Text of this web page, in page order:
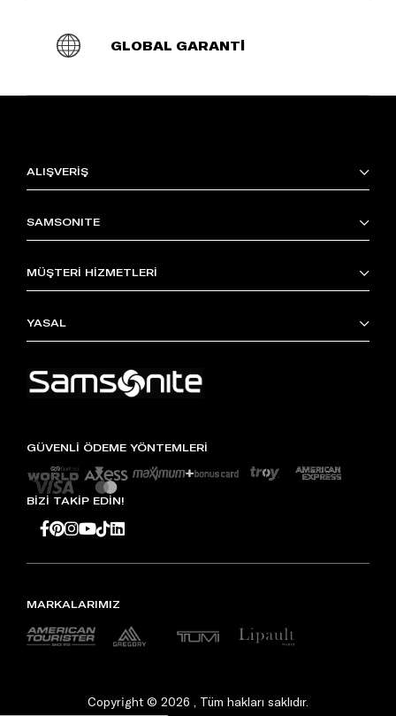
GLOBAL GARANTİ
ALIŞVERİŞ
SAMSONITE
MÜŞTERİ HİZMETLERİ
YASAL
GÜVENLİ ÖDEME YÖNTEMLERİ
BİZİ TAKİP EDİN!
MARKALARIMIZ
Copyright © 2026 , Tüm hakları saklıdır.